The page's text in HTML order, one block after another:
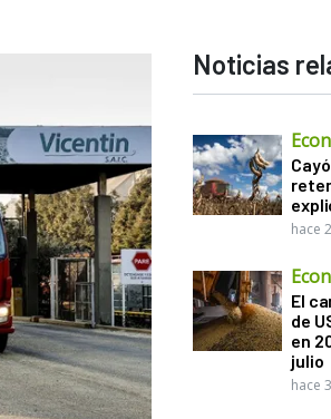
Noticias
hace
El
de
en
julio
hace